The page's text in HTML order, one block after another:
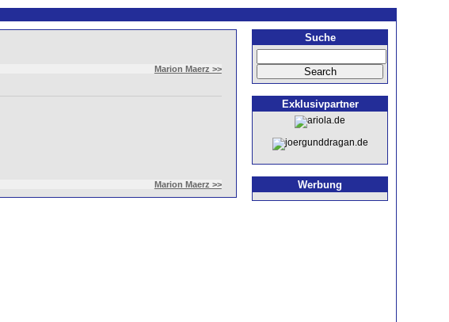
Suche
Exklusivpartner
Werbung
Marion Maerz >>
Marion Maerz >>